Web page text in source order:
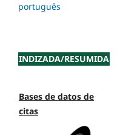
português
INDIZADA/RESUMIDA
Bases de datos de
citas